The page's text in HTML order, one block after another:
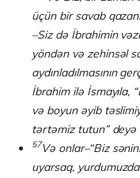
üçün bir savab
–Siz də İbrahimin
yöndən və zehinsəl
aydınladılmasının
İbrahim ilə İsmayıla,
və boyun əyib
tərtəmiz tutun” deyə
57Və onlar–“Biz
uyarsaq,